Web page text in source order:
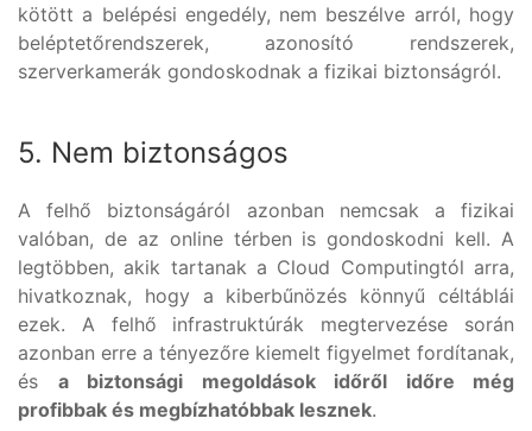
kötött a belépési engedély, nem beszélve arról, hogy
beléptetőrendszerek, azonosító rendszerek,
szerverkamerák gondoskodnak a fizikai biztonságról.
5. Nem biztonságos
A felhő biztonságáról azonban nemcsak a fizikai
valóban, de az online térben is gondoskodni kell. A
legtöbben, akik tartanak a Cloud Computingtól arra,
hivatkoznak, hogy a kiberbűnözés könnyű céltáblái
ezek. A felhő infrastruktúrák megtervezése során
azonban erre a tényezőre kiemelt figyelmet fordítanak,
és a biztonsági megoldások időről időre még
profibbak és megbízhatóbbak lesznek.